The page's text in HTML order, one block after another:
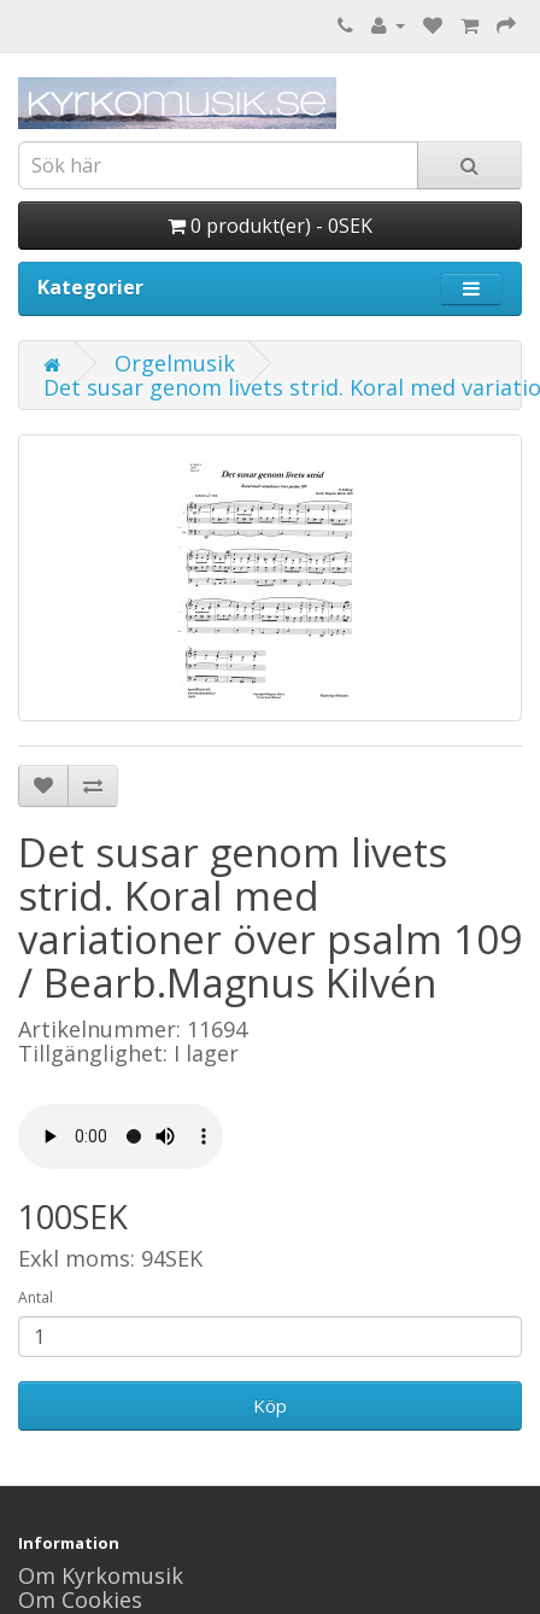
0 produkt(er) - 0SEK
Kategorier
Orgelmusik
Det susar genom livets strid. Koral med
Det susar genom livets
strid. Koral med
variationer över psalm 109
/ Bearb.Magnus Kilvén
Artikelnummer: 11694
Tillgänglighet: I lager
100SEK
Exkl moms: 94SEK
Antal
Köp
Information
Om Kyrkomusik
Om Cookies